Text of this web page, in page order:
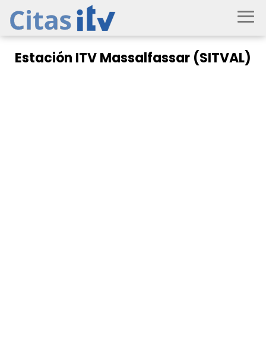
Estación ITV Massalfassar (SITVAL)